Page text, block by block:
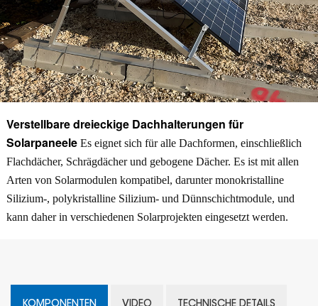
Verstellbare dreieckige Dachhalterungen für
Solarpaneele Es eignet sich für alle Dachformen, einschließlich
Flachdächer, Schrägdächer und gebogene Dächer. Es ist mit allen
Arten von Solarmodulen kompatibel, darunter monokristalline
Silizium-, polykristalline Silizium- und Dünnschichtmodule, und
kann daher in verschiedenen Solarprojekten eingesetzt werden.